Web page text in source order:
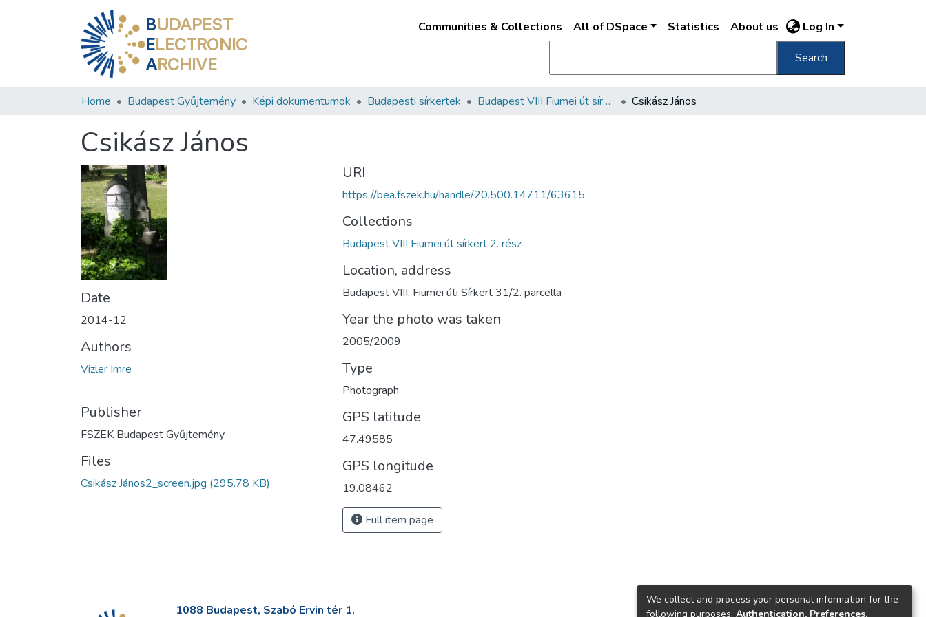
BUDAPEST
ELECTRONIC
ARCHIVE
Communities & Collections All of DSpace Statistics About us Log In
Search
Home Budapest Gyűjtemény Képi dokumentumok Budapesti sírkertek Budapest VIII Fiumei út sírkert 2. rész Csikász János
Csikász János
Date
2014-12
Authors
Vizler Imre
Publisher
FSZEK Budapest Gyűjtemény
Files
Csikász János2_screen.jpg (295.78 KB)
URI
https://bea.fszek.hu/handle/20.500.14711/63615
Collections
Budapest VIII Fiumei út sírkert 2. rész
Location, address
Budapest VIII. Fiumei úti Sírkert 31/2. parcella
Year the photo was taken
2005/2009
Type
Photograph
GPS latitude
47.49585
GPS longitude
19.08462
Full item page
1088 Budapest, Szabó Ervin tér 1.
We collect and process your personal information for the
following purposes: Authentication, Preferences,